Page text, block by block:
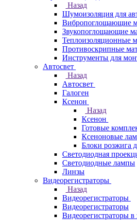
Назад
Шумоизоляция для
Вибропоглощающие
Звукопоглощающие
Теплоизоляционные
Противоскрипные
Инструменты для
Автосвет
Назад
Автосвет
Галоген
Ксенон
Назад
Ксенон
Готовые
Ксеноновые
Блоки розжига
Светодиодная
Светодиодные лампы
Линзы
Видеорегистраторы
Назад
Видеорегистраторы
Видеорегистраторы
Видеорегистраторы в